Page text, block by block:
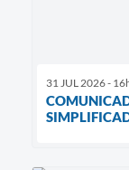
31 JUL 2026 -